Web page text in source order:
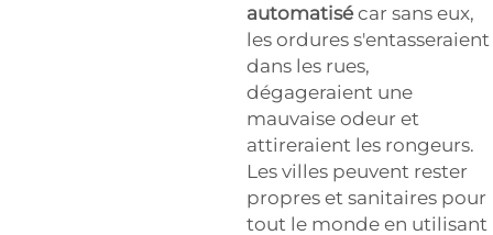
automatisécar sans eux,
les ordures s'entasseraient
dans les rues,
dégageraient une
mauvaise odeur et
attireraient les rongeurs.
Les villes peuvent rester
propres et sanitaires pour
tout le monde en utilisant